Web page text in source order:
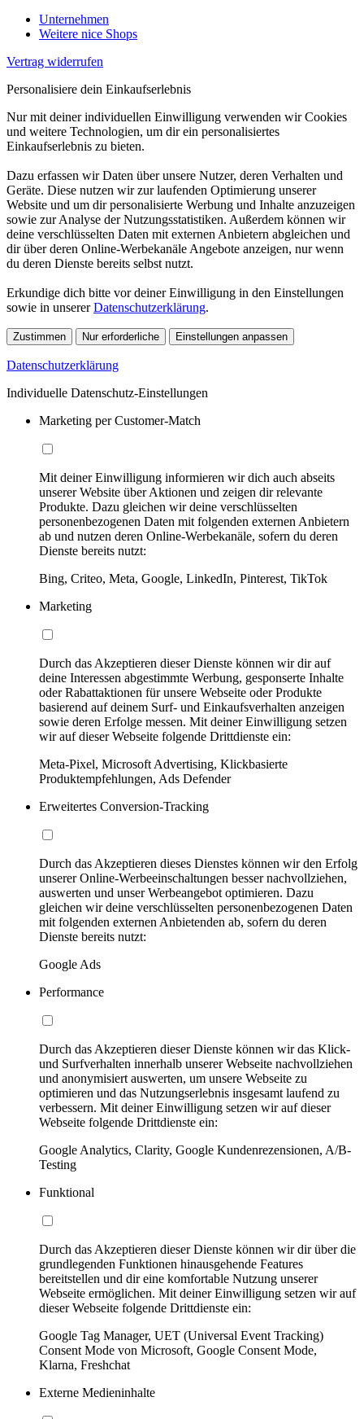
Unternehmen
Weitere nice Shops
Vertrag widerrufen
Personalisiere dein Einkaufserlebnis
Nur mit deiner individuellen Einwilligung verwenden wir Cookies
und weitere Technologien, um dir ein personalisiertes
Einkaufserlebnis zu bieten.
Dazu erfassen wir Daten über unsere Nutzer, deren Verhalten und
Geräte. Diese nutzen wir zur laufenden Optimierung unserer
Website und um dir personalisierte Werbung und Inhalte anzuzeigen
sowie zur Analyse der Nutzungsstatistiken. Außerdem können wir
deine verschlüsselten Daten mit externen Anbietern abgleichen und
dir über deren Online-Werbekanäle Angebote anzeigen, nur wenn
du deren Dienste bereits selbst nutzt.
Erkundige dich bitte vor deiner Einwilligung in den Einstellungen
sowie in unsererDatenschutzerklärung.
Zustimmen Nur erforderliche Einstellungen anpassen
Datenschutzerklärung
Individuelle Datenschutz-Einstellungen
Marketing per Customer-Match
Mit deiner Einwilligung informieren wir dich auch abseits
unserer Website über Aktionen und zeigen dir relevante
Produkte. Dazu gleichen wir deine verschlüsselten
personenbezogenen Daten mit folgenden externen Anbietern
ab und nutzen deren Online-Werbekanäle, sofern du deren
Dienste bereits nutzt:
Bing, Criteo, Meta, Google, LinkedIn, Pinterest, TikTok
Marketing
Durch das Akzeptieren dieser Dienste können wir dir auf
deine Interessen abgestimmte Werbung, gesponserte Inhalte
oder Rabattaktionen für unsere Webseite oder Produkte
basierend auf deinem Surf- und Einkaufsverhalten anzeigen
sowie deren Erfolge messen. Mit deiner Einwilligung setzen
wir auf dieser Webseite folgende Drittdienste ein:
Meta-Pixel, Microsoft Advertising, Klickbasierte
Produktempfehlungen, Ads Defender
Erweitertes Conversion-Tracking
Durch das Akzeptieren dieses Dienstes können wir den Erfolg
unserer Online-Werbeeinschaltungen besser nachvollziehen,
auswerten und unser Werbeangebot optimieren. Dazu
gleichen wir deine verschlüsselten personenbezogenen Daten
mit folgenden externen Anbietenden ab, sofern du deren
Dienste bereits nutzt:
Google Ads
Performance
Durch das Akzeptieren dieser Dienste können wir das Klick-
und Surfverhalten innerhalb unserer Webseite nachvollziehen
und anonymisiert auswerten, um unsere Webseite zu
optimieren und das Nutzungserlebnis insgesamt laufend zu
verbessern. Mit deiner Einwilligung setzen wir auf dieser
Webseite folgende Drittdienste ein:
Google Analytics, Clarity, Google Kundenrezensionen, A/B-
Testing
Funktional
Durch das Akzeptieren dieser Dienste können wir dir über die
grundlegenden Funktionen hinausgehende Features
bereitstellen und dir eine komfortable Nutzung unserer
Webseite ermöglichen. Mit deiner Einwilligung setzen wir auf
dieser Webseite folgende Drittdienste ein:
Google Tag Manager, UET (Universal Event Tracking)
Consent Mode von Microsoft, Google Consent Mode,
Klarna, Freshchat
Externe Medieninhalte